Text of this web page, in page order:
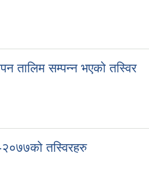
तालिम सम्पन्न भएको तस्विर
तस्विरहरु